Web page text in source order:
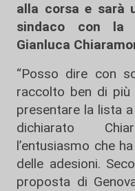
alla corsa e sarà
sindaco con la
Gianluca
“Posso dire con
raccolto ben di più
presentare la lista
dichiarato
l’entusiasmo che
delle adesioni.
proposta di